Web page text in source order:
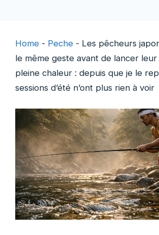
Home - Peche - Les pêcheurs
le même geste avant de lancer
pleine chaleur : depuis que je le
sessions d’été n’ont plus rien à voir